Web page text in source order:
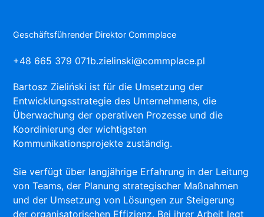
Geschäftsführender Direktor Commplace
+48 665 379 071b.zielinski@commplace.pl
Bartosz Zieliński ist für die Umsetzung der
Entwicklungsstrategie des Unternehmens, die
Überwachung der operativen Prozesse und die
Koordinierung der wichtigsten
Kommunikationsprojekte zuständig.
Sie verfügt über langjährige Erfahrung in der Leitung
von Teams, der Planung strategischer Maßnahmen
und der Umsetzung von Lösungen zur Steigerung
der organisatorischen Effizienz. Bei ihrer Arbeit legt